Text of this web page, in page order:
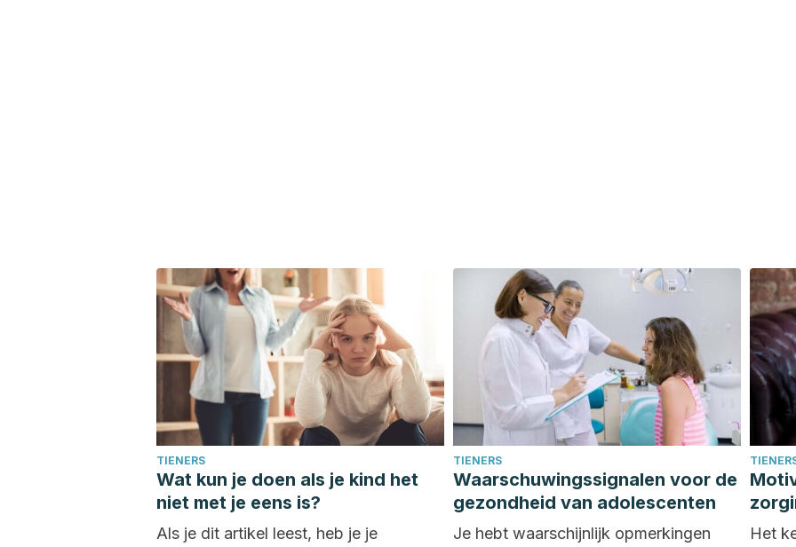
TIENERS
Wat kun je doen als je kind het
niet met je eens is?
Als je dit artikel leest, heb je je
TIENERS
Waarschuwingssignalen voor de
gezondheid van adolescenten
Je hebt waarschijnlijk opmerkingen
Het